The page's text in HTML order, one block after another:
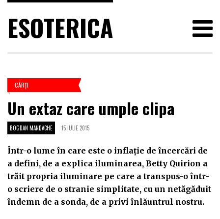
ESOTERICA
CĂRŢI
Un extaz care umple clipa
BOGDAN MANDACHE 15 IULIE 2015
Într-o lume în care este o inflație de încercări de
a defini, de a explica iluminarea, Betty Quirion a
trăit propria iluminare pe care a transpus-o într-
o scriere de o stranie simplitate, cu un netăgăduit
îndemn de a sonda, de a privi înlăuntrul nostru.